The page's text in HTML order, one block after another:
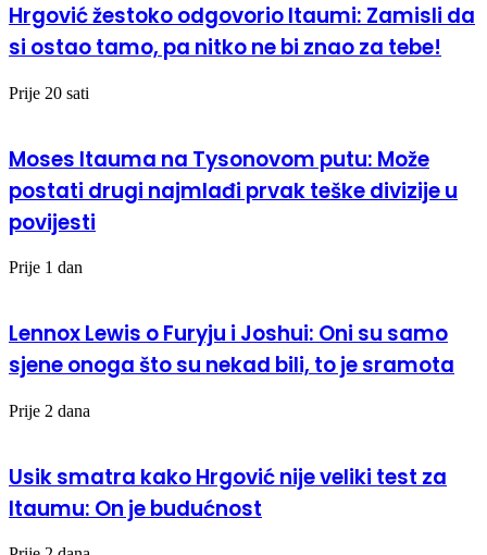
Hrgović žestoko odgovorio Itaumi: Zamisli da
si ostao tamo, pa nitko ne bi znao za tebe!
Prije 20 sati
Moses Itauma na Tysonovom putu: Može
postati drugi najmlađi prvak teške divizije u
povijesti
Prije 1 dan
Lennox Lewis o Furyju i Joshui: Oni su samo
sjene onoga što su nekad bili, to je sramota
Prije 2 dana
Usik smatra kako Hrgović nije veliki test za
Itaumu: On je budućnost